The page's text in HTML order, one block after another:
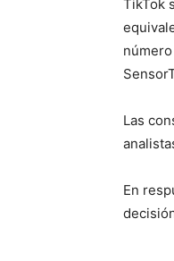
TikTok
Las
En